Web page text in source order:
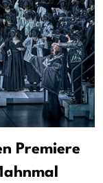
Premiere